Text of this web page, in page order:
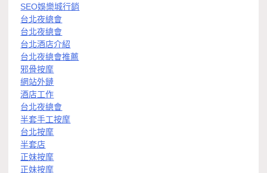
SEO娛樂城行銷
台北夜總會
台北夜總會
台北酒店介紹
台北夜總會推薦
邪骨按摩
網站外鏈
酒店工作
台北夜總會
半套手工按摩
台北按摩
半套店
正妹按摩
正妹按摩